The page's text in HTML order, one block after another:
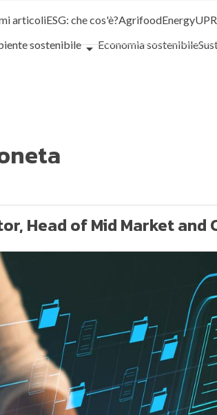
articoliESG: che cos'è?AgrifoodEnergyUP
sostenibile
Economia sostenibile
Head of Mid Market and